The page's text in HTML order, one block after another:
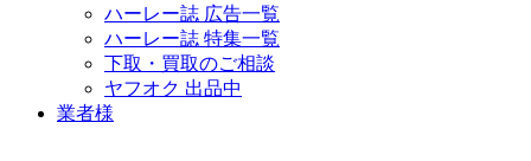
ハーレー誌 広告一覧
ハーレー誌 特集一覧
下取・買取のご相談
ヤフオク 出品中
業者様